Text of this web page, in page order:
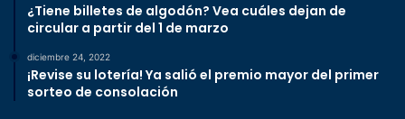
¿Tiene billetes de algodón? Vea cuáles dejan de
circular a partir del 1 de marzo
diciembre 24, 2022
¡Revise su lotería! Ya salió el premio mayor del primer
sorteo de consolación